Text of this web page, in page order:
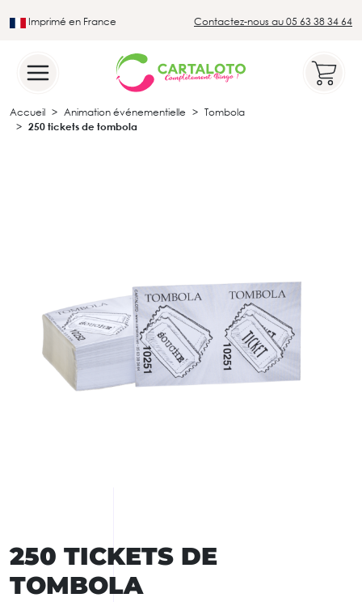
Imprimé en France Contactez-nous au 05 63 38 34 64
Accueil Animation événementielle
Tombola
250 tickets de tombola
250 TICKETS DE
TOMBOLA